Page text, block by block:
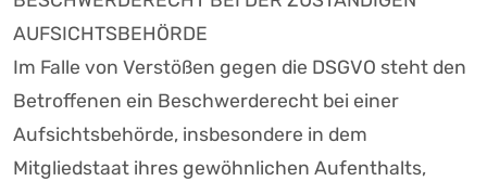
AUFSICHTSBEHÖRDE
Im Falle von Verstößen gegen die DSGVO steht den
Betroffenen ein Beschwerderecht bei einer
Aufsichtsbehörde, insbesondere in dem
Mitgliedstaat ihres gewöhnlichen Aufenthalts,